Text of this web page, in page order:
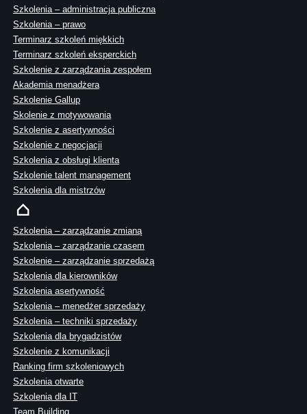
Szkolenia – administracja publiczna
Szkolenia – prawo
Terminarz szkoleń miękkich
Terminarz szkoleń eksperckich
Szkolenie z zarządzania zespołem
Akademia menadżera
Szkolenie Gallup
Skolenie z motywowania
Szkolenie z asertywności
Szkolenie z negocjacji
Szkolenia z obsługi klienta
Szkolenie talent management
Szkolenia dla mistrzów
Szkolenia – zarządzanie zmianą
Szkolenia – zarządzanie czasem
Szkolenie – zarządzanie sprzedażą
Szkolenia dla kierowników
Szkolenia asertywność
Szkolenia – menedżer sprzedaży
Szkolenia – techniki sprzedaży
Szkolenia dla brygadzistów
Szkolenie z komunikacji
Ranking firm szkoleniowych
Szkolenia otwarte
Szkolenia dla IT
Team Building